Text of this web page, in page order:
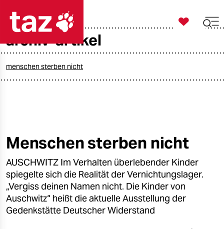
öko
gesellschaft
kultur
sport

taz zahl ich
archiv-artikel
menschen sterben nicht
Menschen sterben nicht
AUSCHWITZ Im Verhalten überlebender Kinder
spiegelte sich die Realität der Vernichtungslager.
„Vergiss deinen Namen nicht. Die Kinder von
Auschwitz“ heißt die aktuelle Ausstellung der
Gedenkstätte Deutscher Widerstand